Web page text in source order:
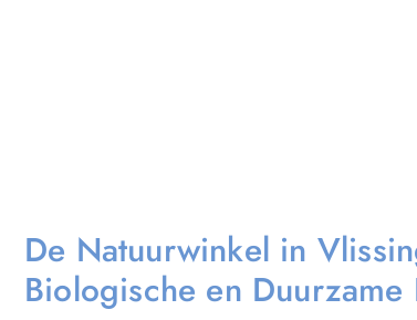
De Natuurwinkel in
Biologische en Duurzame